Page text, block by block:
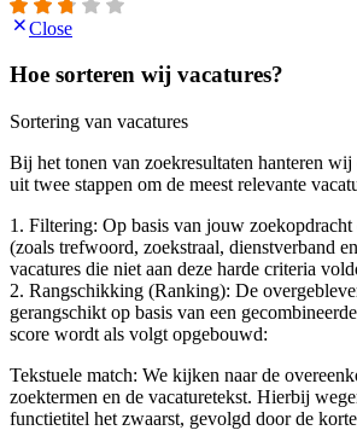
Close
Hoe sorteren wij vacatures?
Sortering van vacatures
Bij het tonen van zoekresultaten hanteren wij
uit twee stappen om de meest relevante
1. Filtering: Op basis van jouw zoekopdracht
(zoals trefwoord, zoekstraal, dienstverband
vacatures die niet aan deze harde criteria
2. Rangschikking (Ranking): De
gerangschikt op basis van een
score wordt als volgt opgebouwd:
Tekstuele match: We kijken naar de
zoektermen en de vacaturetekst. Hierbij
functietitel het zwaarst, gevolgd door de